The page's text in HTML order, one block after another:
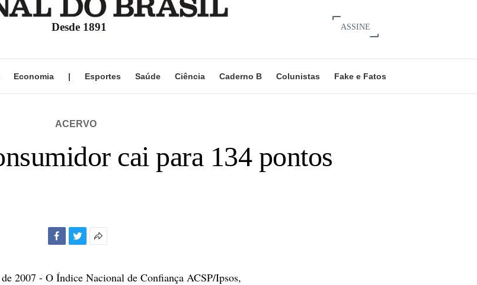
Desde 1891 ASSINE
Economia | Esportes Saúde Ciência Caderno B Colunistas Fake e Fatos
ACERVO
cai para 134 pontos
compartilhamento
2007 - O Índice Nacional de Confiança ACSP/Ipsos,